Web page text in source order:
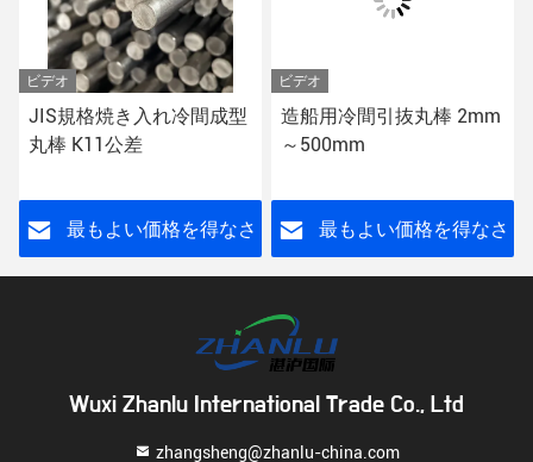
ビデオ
JIS規格焼き入れ冷間成型
丸棒 K11公差
最もよい価格を得なさ
ビデオ
造船用冷間引抜丸棒 2mm
～500mm
最もよい価格を得なさ
Wuxi Zhanlu International Trade Co., Ltd
zhangsheng@zhanlu-china.com